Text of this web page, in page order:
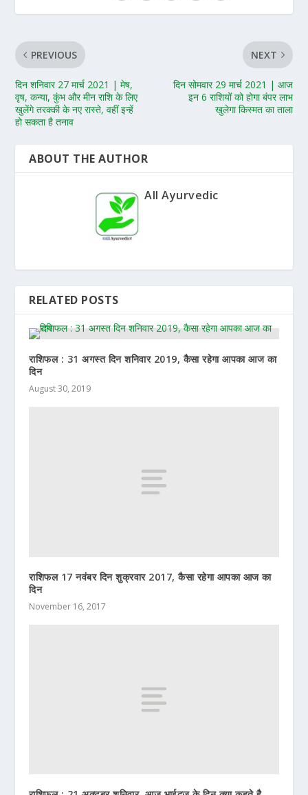
PREVIOUS
दिन शनिवार 27 मार्च 2021 | मेष,
वृष, कन्या, कुंभ और मीन राशि के लिए
खुलेंगे तरक्की के नए रास्ते, वहीं इन्हें
हो सकता है तनाव
NEXT
दिन सोमवार 29 मार्च 2021 | आज
इन 6 राशियों को होगा बंपर लाभ
खुलेगा किस्मत का ताला
ABOUT THE AUTHOR
All Ayurvedic
RELATED POSTS
राशिफल : 31 अगस्त दिन शनिवार 2019, कैसा रहेगा आपका आज का
दिन
August 30, 2019
राशिफल 17 नवंबर दिन शुक्रवार 2017, कैसा रहेगा आपका आज का
दिन
November 16, 2017